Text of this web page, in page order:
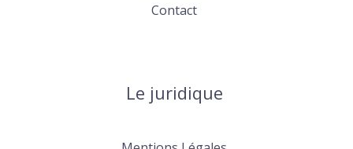
Contact
Le juridique